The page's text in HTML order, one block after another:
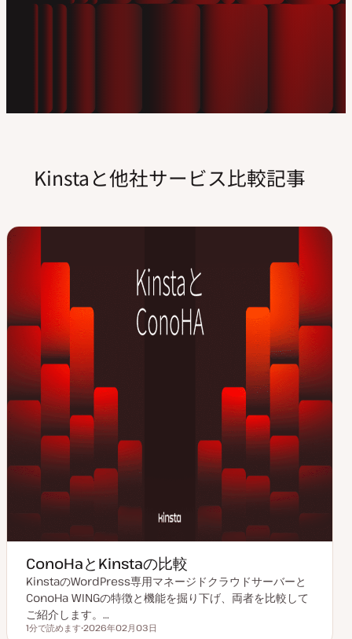
Kinstaと他社サービス比較記事
ConoHaとKinstaの比較
KinstaのWordPress専用マネージドクラウドサーバーと
ConoHa WINGの特徴と機能を掘り下げ、両者を比較して
ご紹介します。…
読むのにかかる時間
1分で読めます 2026年02月03日